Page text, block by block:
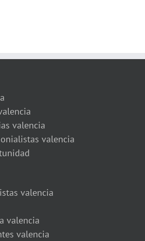
valencia
valencia
valencia
valencia
valencia